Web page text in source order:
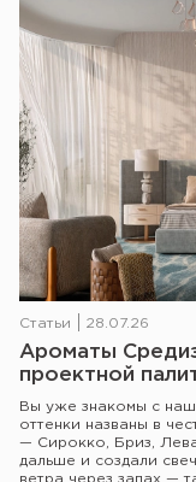
Статьи 28.07.26
Ароматы
проектной
Вы уже знакомы с
оттенки названы в
— Сирокко, Бриз,
дальше и создали
ветра через запах —